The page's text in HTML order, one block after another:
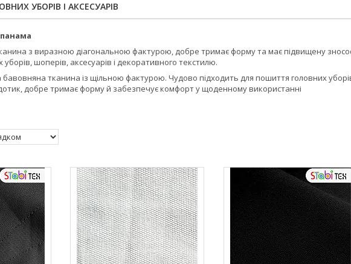
УБОРІВ І АКСЕСУАРІВ
з виразною діагональною фактурою, добре тримає форму та має підвищену
шоперів, аксесуарів і декоративного текстилю.
тканина із щільною фактурою. Чудово підходить для пошиття головних
добре тримає форму й забезпечує комфорт у щоденному використанні